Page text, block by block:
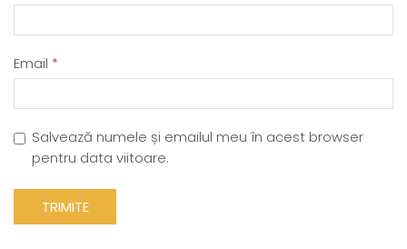
Email *
Salvează numele și emailul meu în acest browser
pentru data viitoare.